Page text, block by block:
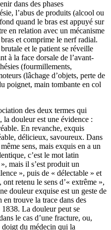
dans des phases
l’abus de produits (alcool ou
quand le bras est appuyé sur
en relation avec un mécanisme
et comprime le nerf radial.
et le patient se réveille
à la face dorsale de l’avant-
(fourmillements,
(lâchage d’objets, perte de
poignet, main tombante en col
des deux termes qui
douleur est une évidence :
En revanche, exquis
délicieux, savoureux. Dans
sens, mais exquis en a un
c’est le mot latin
mais il s’est produit un
», puis de « délectable » et
retenu le sens d’« extrême »,
douleur exquise est un geste de
trouve la trace dans des
1838. La douleur peut se
le cas d’une fracture, ou,
doigt du médecin qui la